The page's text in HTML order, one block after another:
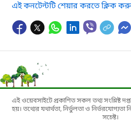
এই কনটেন্টটি শেয়ার করতে ক্লিক
এই ওয়েবসাইটে প্রকাশিত সকল তথ্য সংশ্লিষ্ট
হয়। তথ্যের যথার্থতা, নির্ভুলতা ও নির্ভরযোগ্যতা
সচেষ্ট।